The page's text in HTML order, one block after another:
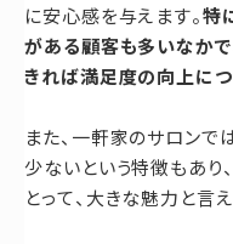
に安心感を与えます。特
がある顧客も多いなかで
きれば満足度の向上につ
また、一軒家のサロン
少ないという特徴もあり
とって、大きな魅力と言え